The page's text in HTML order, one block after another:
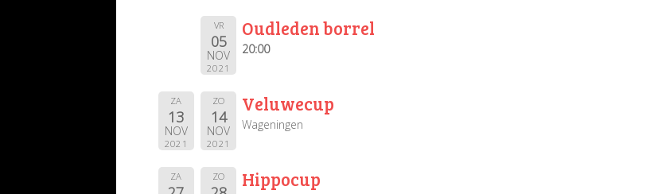
VR
05
NOV
2021
Oudleden borrel
20:00
ZA
13
NOV
2021
ZO
14
NOV
2021
Veluwecup
Wageningen
ZA ZO Hippocup